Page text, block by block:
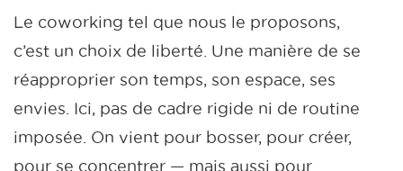
Le coworking tel que nous le proposons,
c’est un choix de liberté. Une manière de se
réapproprier son temps, son espace, ses
envies. Ici, pas de cadre rigide ni de routine
imposée. On vient pour bosser, pour créer,
pour se concentrer — mais aussi pour